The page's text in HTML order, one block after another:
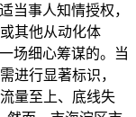
当事人知情授权，
其他从动化体
场细心筹谋的。当
进行显著标识，
量至上、底线失